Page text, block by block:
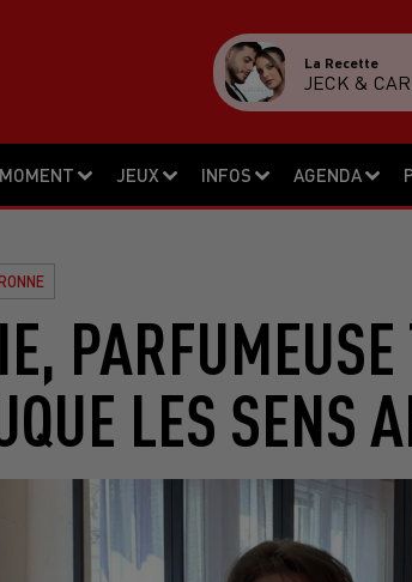
JEUX INFOS AGENDA
La Recette
JECK &
LES SENS